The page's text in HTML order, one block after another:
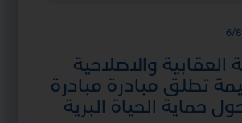
والاصلاحية
تطلق مبادرة مبادرة
حماية الحياة البرية